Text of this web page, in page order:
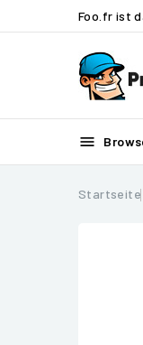
Foo.fr ist

Startseite